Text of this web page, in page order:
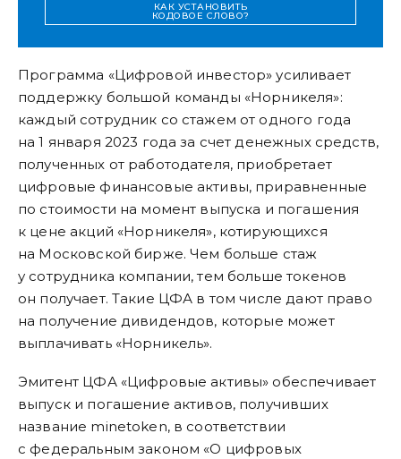
КАК УСТАНОВИТЬ
КОДОВОЕ СЛОВО?
Программа «Цифровой инвестор» усиливает
поддержку большой команды «Норникеля»:
каждый сотрудник со стажем от одного года
на 1 января 2023 года за счет денежных средств,
полученных от работодателя, приобретает
цифровые финансовые активы, приравненные
по стоимости на момент выпуска и погашения
к цене акций «Норникеля», котирующихся
на Московской бирже. Чем больше стаж
у сотрудника компании, тем больше токенов
он получает. Такие ЦФА в том числе дают право
на получение дивидендов, которые может
выплачивать «Норникель».
Эмитент ЦФА «Цифровые активы» обеспечивает
выпуск и погашение активов, получивших
название minetoken, в соответствии
с федеральным законом «О цифровых